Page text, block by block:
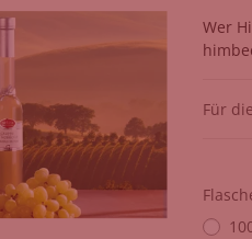
Wer
Für